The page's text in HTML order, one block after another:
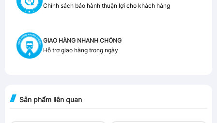
Chính sách bảo hành thuận lợi cho khách hàng
GIAO HÀNG NHANH CHÓNG
Hỗ trợ giao hàng trong ngày
Sản phẩm liên quan